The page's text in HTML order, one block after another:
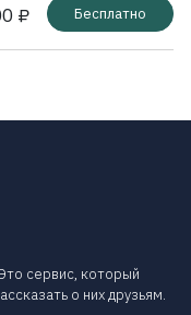
₽ Бесплатно
сервис, который
о них друзьям.